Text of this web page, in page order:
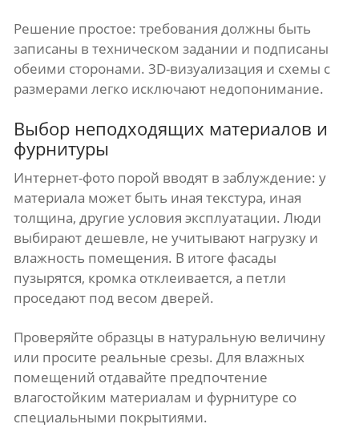
Решение простое: требования должны быть
записаны в техническом задании и подписаны
обеими сторонами. 3D-визуализация и схемы с
размерами легко исключают недопонимание.
Выбор неподходящих материалов и
фурнитуры
Интернет-фото порой вводят в заблуждение: у
материала может быть иная текстура, иная
толщина, другие условия эксплуатации. Люди
выбирают дешевле, не учитывают нагрузку и
влажность помещения. В итоге фасады
пузырятся, кромка отклеивается, а петли
проседают под весом дверей.
Проверяйте образцы в натуральную величину
или просите реальные срезы. Для влажных
помещений отдавайте предпочтение
влагостойким материалам и фурнитуре со
специальными покрытиями.